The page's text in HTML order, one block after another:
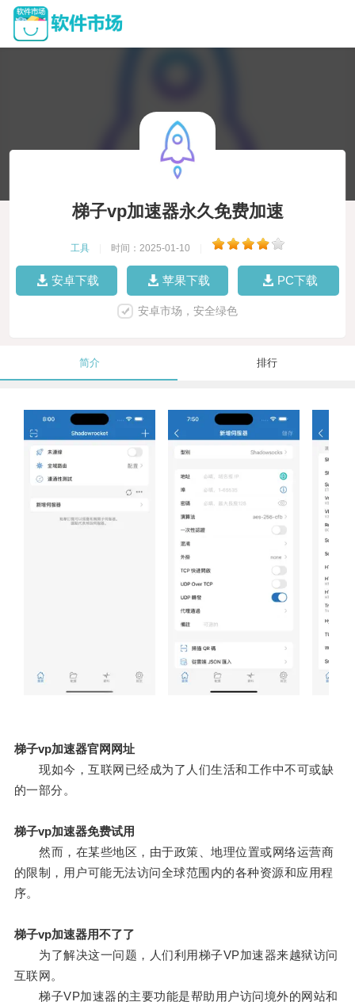
梯子vp加速器永久免费加速
工具 时间：2025-01-10
安卓下载 苹果下载 PC下载
安卓市场，安全绿色
简介 排行
梯子vp加速器官网网址
现如今，互联网已经成为了人们生活和工作中不可或缺
的一部分。
梯子vp加速器免费试用
然而，在某些地区，由于政策、地理位置或网络运营商
的限制，用户可能无法访问全球范围内的各种资源和应用程
序。
梯子vp加速器用不了了
为了解决这一问题，人们利用梯子VP加速器来越狱访问
互联网。
梯子VP加速器的主要功能是帮助用户访问境外的网站和